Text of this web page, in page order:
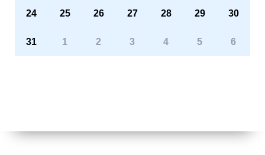
24 25 26 27 28 29 30
31 1 2 3 4 5 6